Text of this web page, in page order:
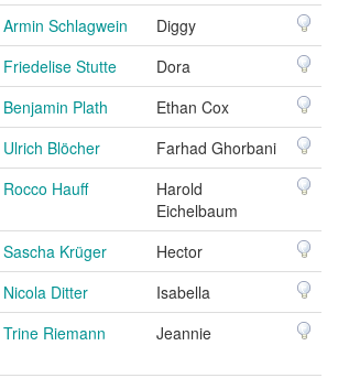
Armin Schlagwein
Diggy
Friedelise Stutte
Dora
Benjamin Plath
Ethan Cox
Ulrich Blöcher
Farhad Ghorbani
Rocco Hauff
Harold
Eichelbaum
Sascha Krüger
Hector
Nicola Ditter
Isabella
Trine Riemann Jeannie